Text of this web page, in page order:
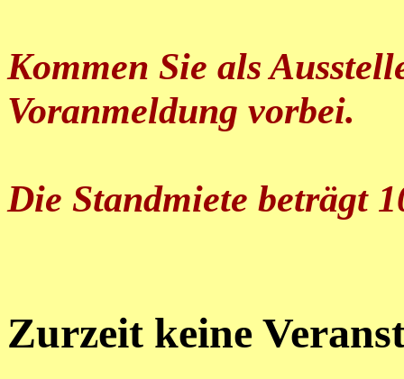
Kommen Sie als
Voranmeldung vorbei.
Die Standmiete beträgt
Zurzeit keine